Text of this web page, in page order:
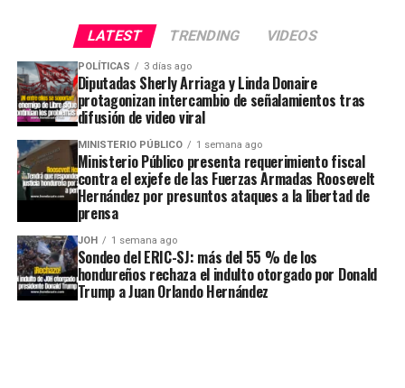
LATEST TRENDING VIDEOS
POLÍTICAS 3 días ago
Diputadas Sherly Arriaga y Linda Donaire
protagonizan intercambio de señalamientos tras
difusión de video viral
MINISTERIO PÚBLICO 1 semana ago
Ministerio Público presenta requerimiento fiscal
contra el exjefe de las Fuerzas Armadas Roosevelt
Hernández por presuntos ataques a la libertad de
prensa
JOH 1 semana ago
Sondeo del ERIC-SJ: más del 55 % de los
hondureños rechaza el indulto otorgado por Donald
Trump a Juan Orlando Hernández